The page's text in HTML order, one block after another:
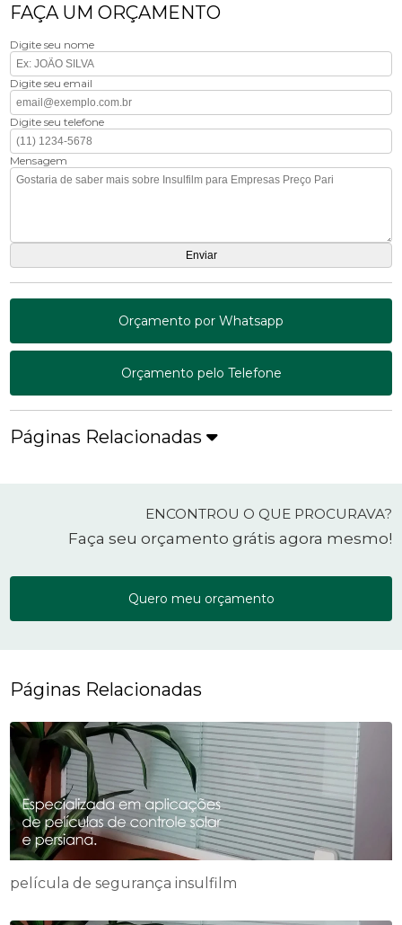
FAÇA UM ORÇAMENTO
Digite seu nome
Digite seu email
Digite seu telefone
Mensagem
Orçamento por Whatsapp
Orçamento pelo Telefone
Páginas Relacionadas
ENCONTROU O QUE PROCURAVA?
Faça seu orçamento grátis agora mesmo!
Quero meu orçamento
Páginas Relacionadas
película de segurança insulfilm